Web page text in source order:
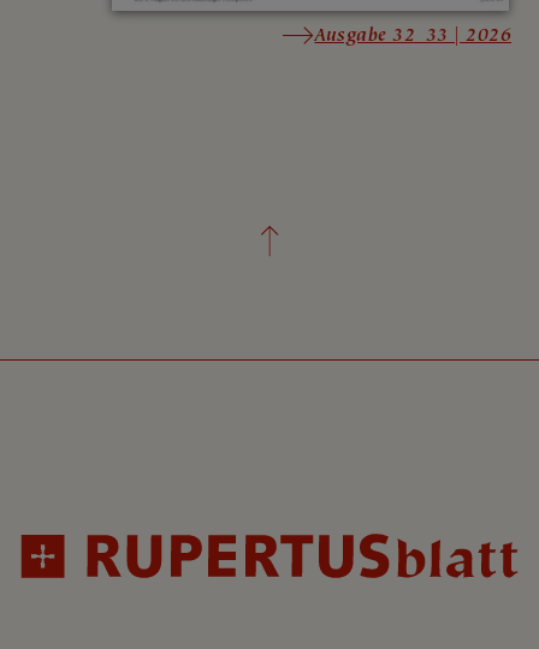
Ausgabe 32_33 | 2026